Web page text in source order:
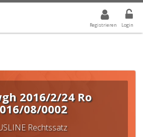
Registrieren Login
GEWÄHLTER WERT IST ALLE
2016/2/24 Ro
08/0002
Rechtssatz